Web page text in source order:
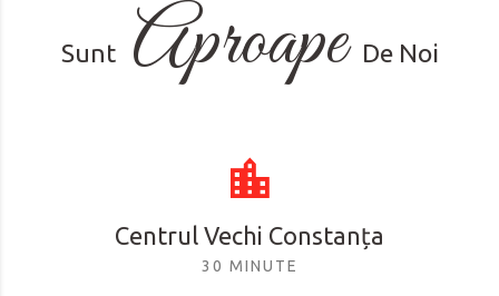
Sunt Aproape De Noi
Centrul Vechi Constanța
30 MINUTE